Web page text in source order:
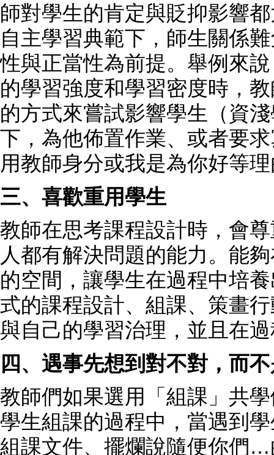
師對學生的肯定與貶抑影響
自主學習典範下，師生關係
性與正當性為前提。舉例來
的學習強度和學習密度時，
的方式來嘗試影響學生（資
下，為他佈置作業、或者要
用教師身分或我是為你好等
三、喜歡重用學生
教師在思考課程設計時，會
人都有解決問題的能力。能
的空間，讓學生在過程中培
式的課程設計、組課、策畫
與自己的學習治理，並且在
四、遇事先想到對不對，而
教師們如果選用「組課」共
學生組課的過程中，當遇到
組課文件、擺爛說隨便你們